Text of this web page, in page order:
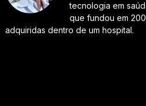
tecnologia em
que fundou em
adquiridas dentro de um hospital.